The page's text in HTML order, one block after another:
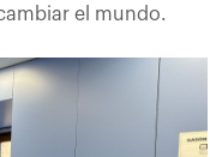
el mundo.